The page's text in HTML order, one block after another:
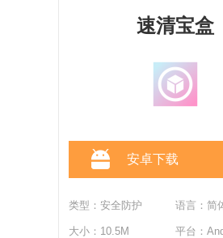
速清宝盒
安卓下载
类型： 安全防护 语言：简
大小：10.5M 平台：